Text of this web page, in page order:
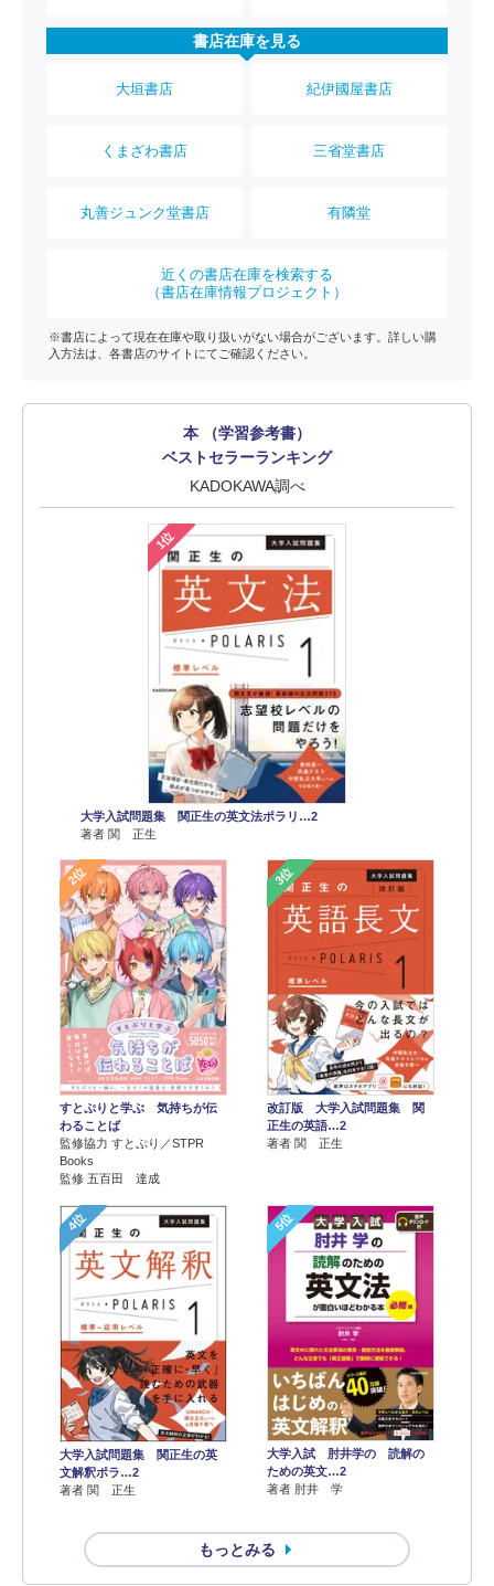
書店在庫を見る
大垣書店 紀伊國屋書店
くまざわ書店 三省堂書店
丸善ジュンク堂書店 有隣堂
近くの書店在庫を検索する
（書店在庫情報プロジェクト）
※書店によって現在在庫や取り扱いがない場合がございます。詳しい購
入方法は、各書店のサイトにてご確認ください。
本 （学習参考書）
ベストセラーランキング
KADOKAWA調べ
1位
大学入試問題集 関正生の英文法ポラリ…2
著者 関 正生
2位
すとぷりと学ぶ 気持ちが伝
わることば
監修協力 すとぷり／STPR
Books
監修 五百田 達成
3位
改訂版 大学入試問題集 関
正生の英語…2
著者 関 正生
4位
大学入試問題集 関正生の英
文解釈ポラ…2
著者 関 正生
5位
大学入試 肘井学の 読解の
ための英文…2
著者 肘井 学
もっとみる